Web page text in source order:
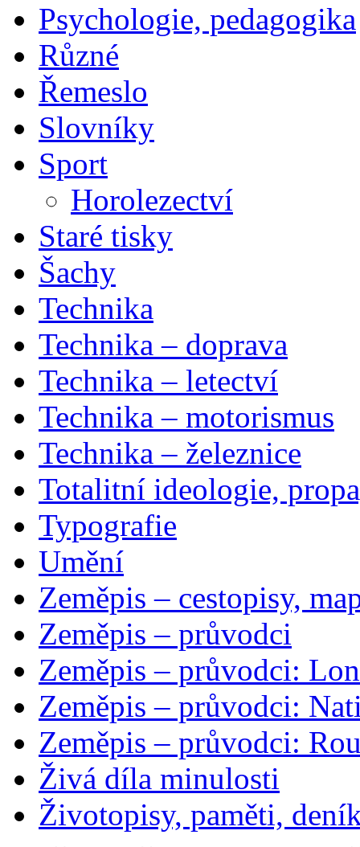
Psychologie, pedagogika
Různé
Řemeslo
Slovníky
Sport
Horolezectví
Staré tisky
Šachy
Technika
Technika – doprava
Technika – letectví
Technika – motorismus
Technika – železnice
Totalitní ideologie,
Typografie
Umění
Zeměpis – cestopisy,
Zeměpis – průvodci
Zeměpis – průvodci:
Zeměpis – průvodci:
Zeměpis – průvodci:
Živá díla minulosti
Životopisy, paměti,